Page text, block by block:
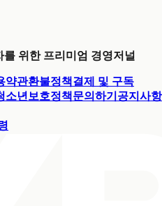
를 위한 프리미엄 경영저널
약관환불정책결제 및 구독
소년보호정책문의하기 공지사항